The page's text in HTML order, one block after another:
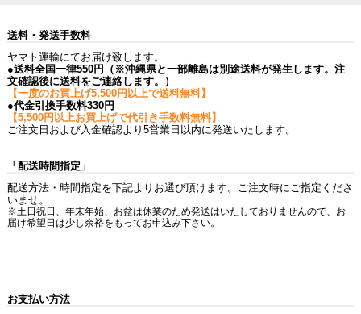
送料・発送手数料
ヤマト運輸にてお届け致します。
●送料全国一律550円（※沖縄県と一部離島は別途送料が発生します。注
文確認後に送料をご連絡します。）
【一度のお買上げ5,500円以上で送料無料】
●代金引換手数料330円
【5,500円以上お買上げで代引き手数料無料】
ご注文日および入金確認より5営業日以内に発送いたします。
「配送時間指定」
配送方法・時間指定を下記よりお選び頂けます。ご注文時にご指定くださ
いませ。
※土日祝日、年末年始、お盆は休業のため発送はいたしておりませんので、お
届け希望日は少し余裕をもってお申込み下さい。
お支払い方法